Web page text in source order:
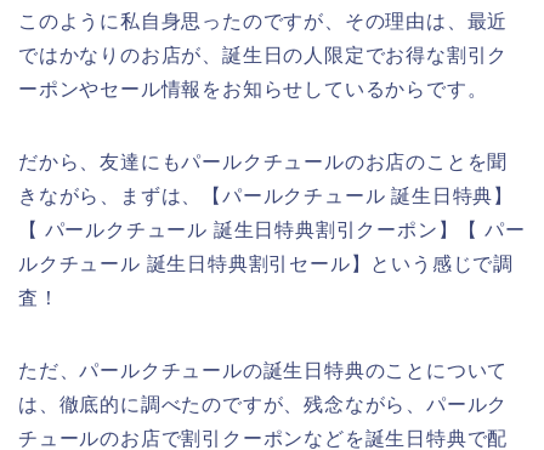
このように私自身思ったのですが、その理由は、最近
ではかなりのお店が、誕生日の人限定でお得な割引ク
ーポンやセール情報をお知らせしているからです。
だから、友達にもパールクチュールのお店のことを聞
きながら、まずは、【パールクチュール 誕生日特典】
【 パールクチュール 誕生日特典割引クーポン】【 パー
ルクチュール 誕生日特典割引セール】という感じで調
査！
ただ、パールクチュールの誕生日特典のことについて
は、徹底的に調べたのですが、残念ながら、パールク
チュールのお店で割引クーポンなどを誕生日特典で配